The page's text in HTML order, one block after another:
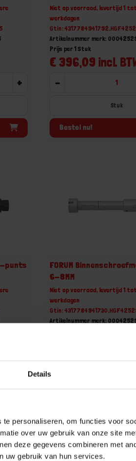
Details
personaliseren, om functies voor
over uw gebruik van onze site
deze gegevens combineren met
uw gebruik van hun services.
+
Niet op voorraad, levertijd 1
werkdagen
Gtin:
Artikelnummer merk:
€ 396,09 incl.
Prijs per 1 Stuk
-
Stuk
Bestel nu!
punts
+
FORUM
6-8MM
Niet op voorraad, levertijd 1
werkdagen
Gtin:
Artikelnummer merk:
-
Stuk